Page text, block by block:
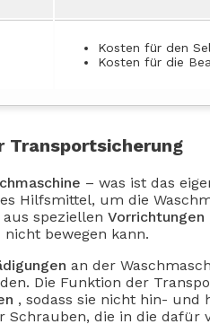
Kosten für den
Kosten für die
Transportsicherung
– was ist das
Hilfsmittel, um die
speziellen Vorrichtungen
bewegen kann.
an der
Die Funktion der
, sodass sie nicht hin- und
die in die dafür